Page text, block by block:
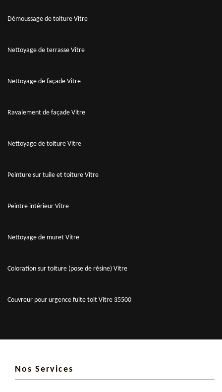
Démoussage de toiture Vitre
Nettoyage de terrasse Vitre
Nettoyage de façade Vitre
Ravalement de façade Vitre
Nettoyage de toiture Vitre
Peinture sur tuile et toiture Vitre
Peintre intérieur Vitre
Nettoyage de muret Vitre
Coloration sur toiture (pose de résine) Vitre
Couvreur pour urgence fuite toit Vitre 35500
Nos Services